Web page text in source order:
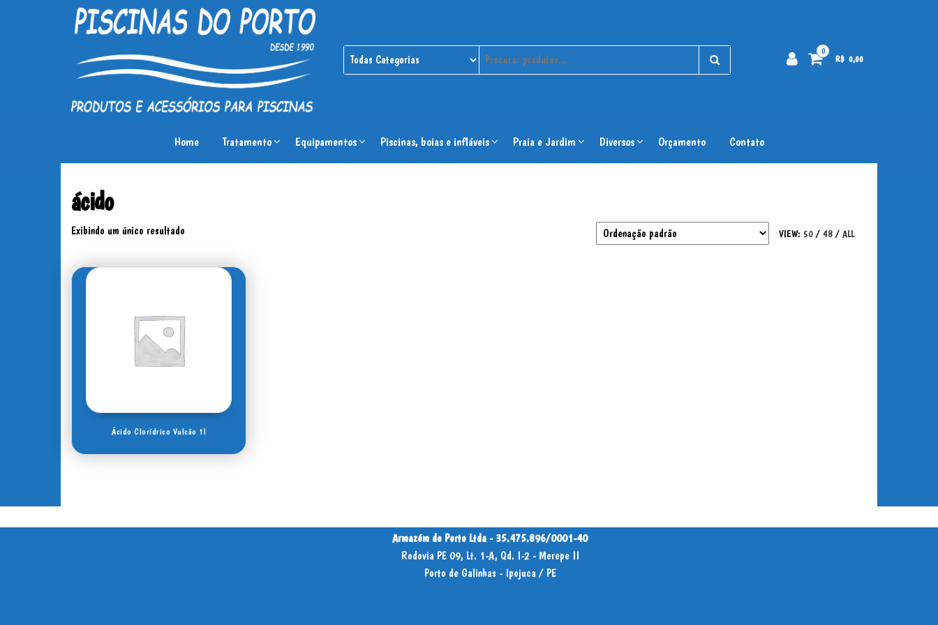
Piscinas
Porto
para
0
R$ 0,00
Home Tratamento Equipamentos Piscinas, boias e infláveis Praia e Jardim Diversos Orçamento Contato
ácido
VIEW: 50 / 48 / ALL
Exibindo um único resultado
Ácido Clorídrico Vulcão 1l
Armazém do Porto Ltda - 35.475.896/0001-40
Rodovia PE 09, Lt. 1-A, Qd. I-2 - Merepe II
Porto de Galinhas - Ipojuca / PE